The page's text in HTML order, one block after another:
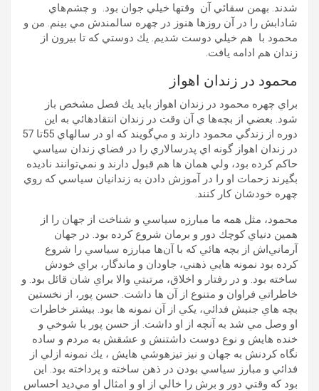
شدند. بهمن سقائي آن وقتها خيلي جوان بود. و چشم‌هاي
شادابش را در آن روزها هنوز در چهره سالمندش مي بينم. من و
محمود با هم خيلي دوست شديم. يك دوستي كه تا بيرون از
زندان هم ادامه يافت.
محمود در زندان اهواز
براي چهره محمود در زندان اهواز بايد يك فصل مشخص باز
شود. بعضي از بچه‌ها ي آن وقت در زندان انتقاد‌هائي به اين
دوره از زندگي محمود دارند و مي‌گويند كه او در سالهاي 55تا 57
در زندان اهواز گونه اي پدرسالاري را در فضاي زندان سياسي
حاكم كرده بود، ولي همان ها هم قبول دارند و نمي‌توانند ناديده
بگيرند زحمات او را در آموزش دادن به زندانيان سياسي كه روي
چهره خودشان كار كنند.
محمود، مثل همه ما مبارزه سياسي و شناخت از جهان را از
همين دنياي كوچك دور و برمان شروع كرده بود. در جهان
آرماني‌اش از بچه هائي كه با آن‌ها مبارزه سياسي را شروع
كرده بود نمونه هايي ذهني، جاودان و ماندگار، براي خودش
ساخته بود. و در رفتار و اخلاق، مرتبتي والا براي شان قائل بود. و
خاطراتي فراوان و متنوع از آن ها داشت. حسن پور، از نخستين
بچه هاي جنبش فدائي، يكي از آن نمونه ها بود. بيشتر خاطرات
او وصل مي شد به آنچه از او داشت. از حسن پور با شوخي و
خنده هايش و نوع دوست داشتنش و عشقش به مردم و ساده
نگاه كردنش به جهان و نيز تيزهوشي هايش ، يك نمونه ازلي از
فدائي و مبارز سياسي بودن در ذهن ساخته و پرداخته بود. اين
بود كه وقتي دور و برش را خالي از او و امثال او مي‌ديد احساس